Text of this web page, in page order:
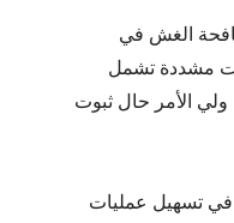
الغش في
مشددة تشمل
ولي الأمر حال ثبوت
في تسهيل عمليات